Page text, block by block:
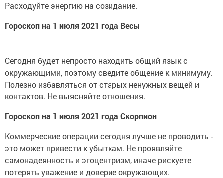
Расходуйте энергию на созидание.
Гороскоп на 1 июля 2021 года Весы
Сегодня будет непросто находить общий язык с
окружающими, поэтому сведите общение к минимуму.
Полезно избавляться от старых ненужных вещей и
контактов. Не выясняйте отношения.
Гороскоп на 1 июля 2021 года Скорпион
Коммерческие операции сегодня лучше не проводить -
это может привести к убыткам. Не проявляйте
самонадеянность и эгоцентризм, иначе рискуете
потерять уважение и доверие окружающих.